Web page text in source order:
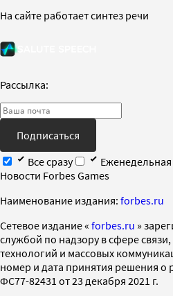
На сайте работает синтез речи
Рассылка:
Подписаться
Все сразу
Еженедельная
Новости Forbes Games
Наименование издания: forbes.ru
Cетевое издание « forbes.ru »
службой по надзору в сфере
технологий и массовых
номер и дата принятия решения о
ФС77-82431 от 23 декабря 2021 г.